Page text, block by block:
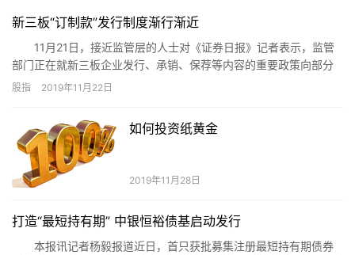
新三板“订制款”发行制度渐行渐近
11月21日，接近监管层的人士对《证券日报》记者表示，监管
部门正在就新三板企业发行、承销、保荐等内容的重要政策向部分
券商征求意见。未来，全国股转公司有望明确新三板采用询价、竞
公开发行制度，力促优化市场流动性、提升市场定价能力。
股指 2019年11月22日
如何投资纸黄金
2019年11月28日
打造“最短持有期” 中银恒裕债基启动发行
本报讯记者杨毅报道近日，首只获批募集注册最短持有期债券